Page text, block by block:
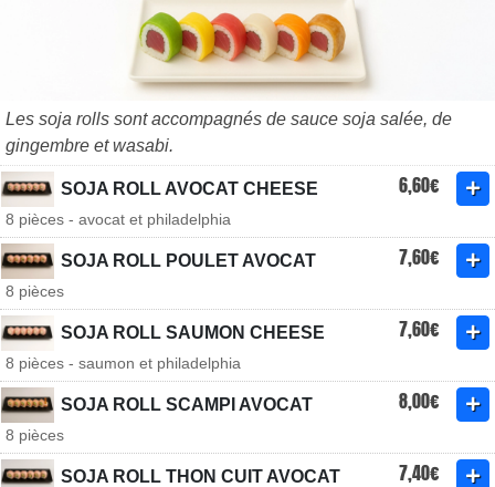
Les soja rolls sont accompagnés de sauce soja salée, de
gingembre et wasabi.
SOJA ROLL AVOCAT CHEESE 6,60€
8 pièces - avocat et philadelphia
SOJA ROLL POULET AVOCAT 7,60€
8 pièces
SOJA ROLL SAUMON CHEESE 7,60€
8 pièces - saumon et philadelphia
SOJA ROLL SCAMPI AVOCAT 8,00€
8 pièces
SOJA ROLL THON CUIT AVOCAT 7,40€